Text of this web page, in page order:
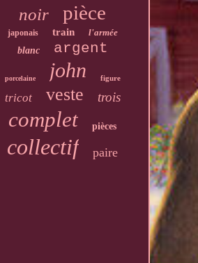
noir pièce
japonais train
l'armée
blanc
argent
porcelaine john figure
tricot veste trois
complet pièces
collectif paire